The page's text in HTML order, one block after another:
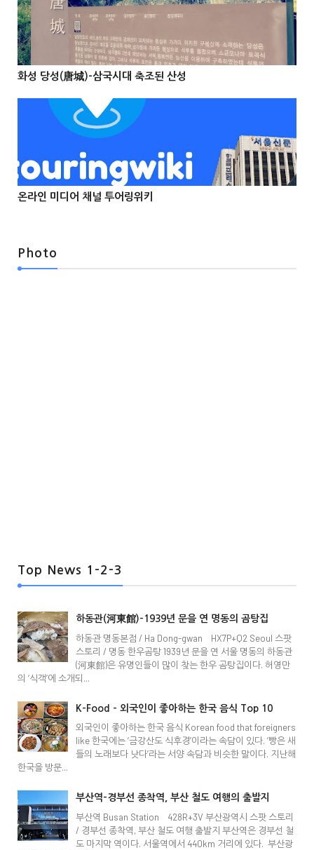
 

화성 당성(唐城)-삼국시대 축조된 산성
 

@Info
온라인 미디어 채널 투어링위키
Photo
Top News 1-2-3
하동관(河東館)-1939년 문을 연 명동의 곰탕집
하동관 명동본점 / Ha Dong-gwan HX7P+Q2 Seoul 스팟
스토리 / 명동 한우곰탕 1939년 문을 연 서울 명동의 하동관
(河東館)은 유명인들이 많이 찾는 한우 곰탕집이다. 허영만
의 ‘식객’에 소개되...
K-Food - 외국인이 좋아하는 한국 음식 Top 10
외국인이 좋아하는 한국 음식 Korean food that foreigners
like 한국에는 ‘금강산도 식후경’이라는 속담이 있다. ‘빵은 새
들의 노래보다 낫다’라는 서양 속담과 비슷한 말이다. 지난해
한국을 방문...
부산역-경부선 종착역, 부산 철도 여행의 출발지
부산역 Busan Station 428R+3V 부산광역시 스팟 스토리
/ 경부선 종착역, 부산 철도 여행 출발지 부산역은 경부선 철
도 마지막 역이다. 서울역에서 440km 거리에 있다. 부산광